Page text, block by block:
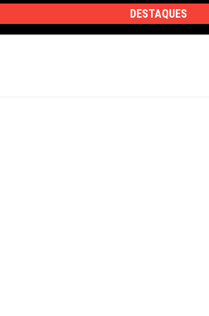
DESTAQUES